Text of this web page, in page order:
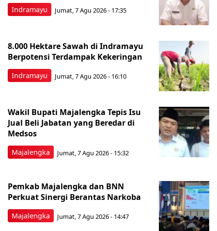
Indramayu Jumat, 7 Agu 2026 - 17:35
Indramayu
8.000 Hektare Sawah di Indramayu
Berpotensi Terdampak Kekeringan
Jumat, 7 Agu 2026 - 16:10
Majalengka
Wakil Bupati Majalengka Tepis Isu
Jual Beli Jabatan yang Beredar di
Medsos
Jumat, 7 Agu 2026 - 15:32
Majalengka
Pemkab Majalengka dan BNN
Perkuat Sinergi Berantas Narkoba
Jumat, 7 Agu 2026 - 14:47